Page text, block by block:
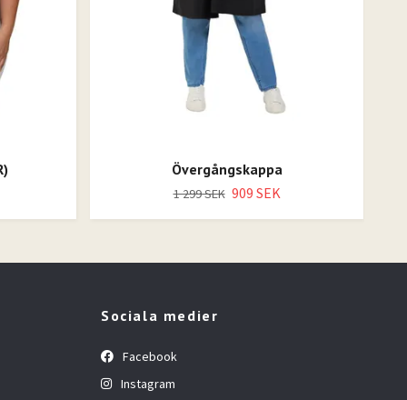
Övergångskappa
1 299 SEK 909 SEK
Sociala medier
Facebook
Instagram